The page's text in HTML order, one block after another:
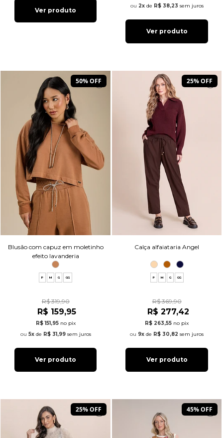
Ver produto
2xde R$ 38,23 sem juros
Ver produto
50% OFF
Blusão com capuz em moletinho
efeito lavanderia
P M G GG
R$ 319,90
R$ 159,95
R$ 151,95 no pix
5xde R$ 31,99sem juros
Ver produto
25% OFF
Calça alfaiataria Angel
P M G GG
R$ 369,90
R$ 277,42
R$ 263,55 no pix
9x de R$ 30,82 sem juros
Ver produto
25% OFF 45% OFF